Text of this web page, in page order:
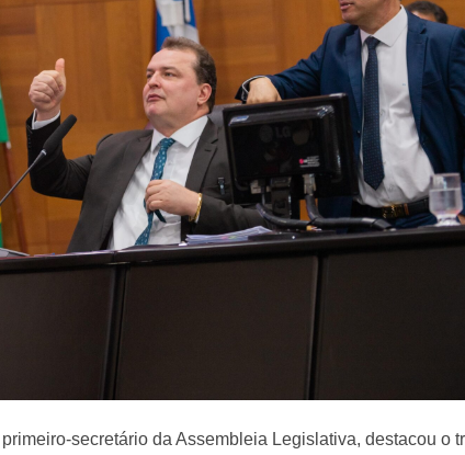
secretário da Assembleia Legislativa, destacou o